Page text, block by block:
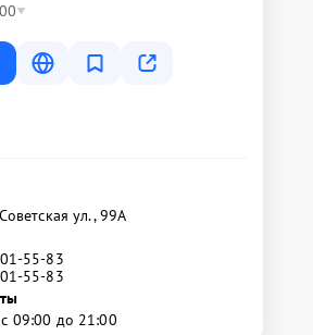
ул., 99А
55-83
55-83
09:00 до 21:00